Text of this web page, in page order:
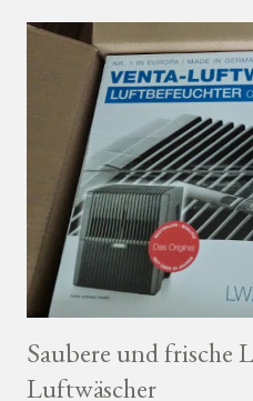
Saubere und frische
Luftwäscher